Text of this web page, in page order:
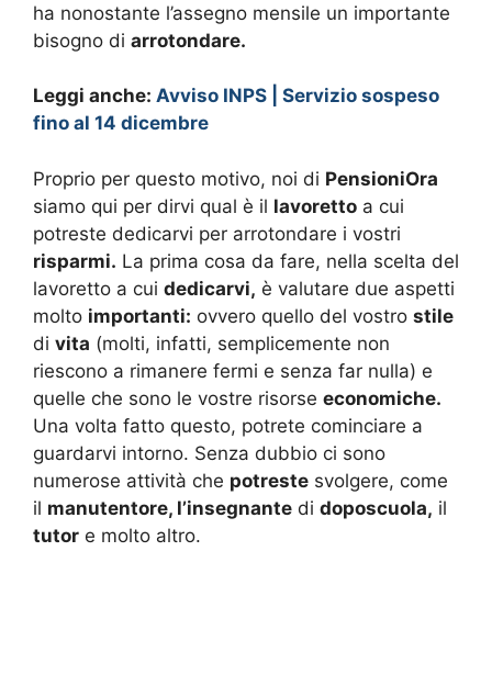
ha nonostante l’assegno mensile un importante
bisogno di arrotondare.
Leggi anche: Avviso INPS | Servizio sospeso
fino al 14 dicembre
Proprio per questo motivo, noi di PensioniOra
siamo qui per dirvi qual è il lavoretto a cui
potreste dedicarvi per arrotondare i vostri
risparmi. La prima cosa da fare, nella scelta del
lavoretto a cui dedicarvi, è valutare due aspetti
molto importanti: ovvero quello del vostro stile
di vita (molti, infatti, semplicemente non
riescono a rimanere fermi e senza far nulla) e
quelle che sono le vostre risorse economiche.
Una volta fatto questo, potrete cominciare a
guardarvi intorno. Senza dubbio ci sono
numerose attività che potreste svolgere, come
il manutentore, l’insegnante di doposcuola, il
tutor e molto altro.